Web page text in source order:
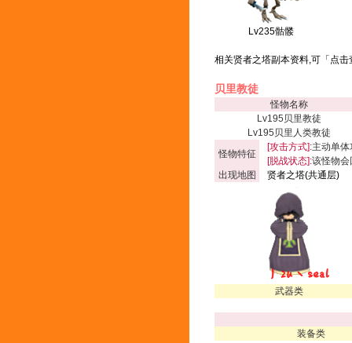
Lv235骷髅
相关贤者之塔副本资料,可 「点
贝里教徒
怪物名称
Lv195贝里教徒
Lv195贝里人类教徒
怪物特征
[攻击方式]:主动单体
[脱战状态]:该怪物会
出现地图
贤者之塔(共通层)
武器类
装备类